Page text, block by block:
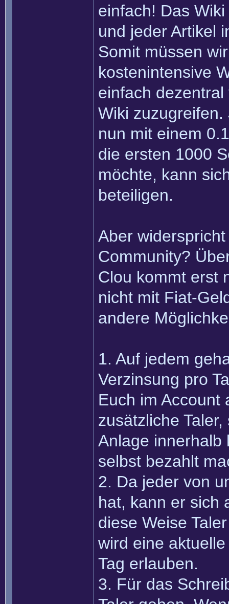
einfach! Das
und jeder Artikel
Somit müssen
kostenintensive
einfach
Wiki
nun mit einem
die ersten 1000
möchte, kann
beteiligen.
Aber
Community?
Clou kommt erst
nicht mit Fiat-
andere
1. Auf jedem
Verzinsung pro
Euch im Account
zusätzliche
Anlage innerhalb
selbst bezahlt
2. Da jeder von
hat, kann er sich
diese Weise
wird eine
Tag erlauben.
3. Für das